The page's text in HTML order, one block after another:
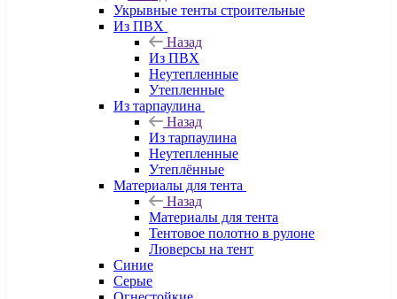
Укрывные тенты строительные
Из ПВХ
Назад
Из ПВХ
Неутепленные
Утепленные
Из тарпаулина
Назад
Из тарпаулина
Неутепленные
Утеплённые
Материалы для тента
Назад
Материалы для тента
Тентовое полотно в рулоне
Люверсы на тент
Синие
Серые